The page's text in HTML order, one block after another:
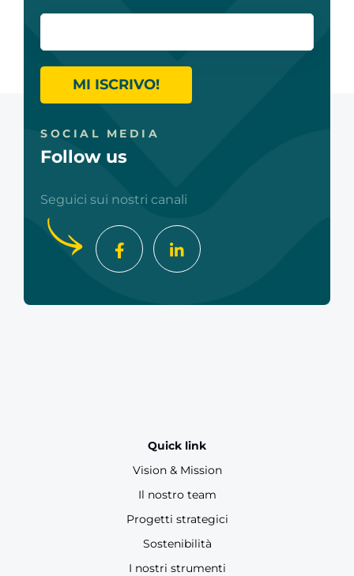
MI ISCRIVO!
SOCIAL MEDIA
Follow us
Seguici sui nostri canali
Quick link
Vision & Mission
Il nostro team
Progetti strategici
Sostenibilità
I nostri strumenti